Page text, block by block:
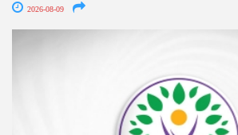
2026-08-09